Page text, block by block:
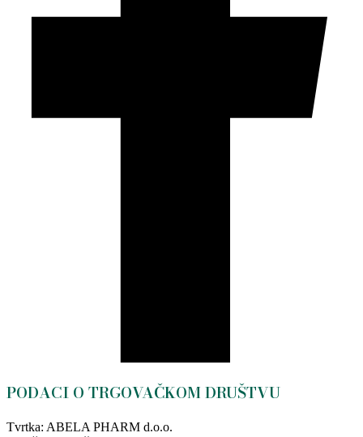
PODACI O TRGOVAČKOM DRUŠTVU
Tvrtka: ABELA PHARM d.o.o.